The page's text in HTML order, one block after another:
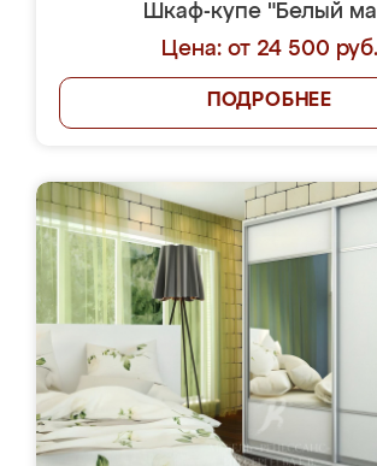
Шкаф-купе "Белый
Цена: от 24 500 руб.
ПОДРОБНЕЕ